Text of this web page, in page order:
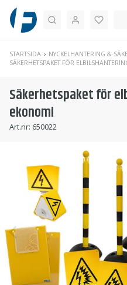
Sök
STARTSIDA NYCKELHANTERING &
SÄKERHETSPAKET FÖR
Säkerhetspaket för
ekonomi
Art.nr: 650022